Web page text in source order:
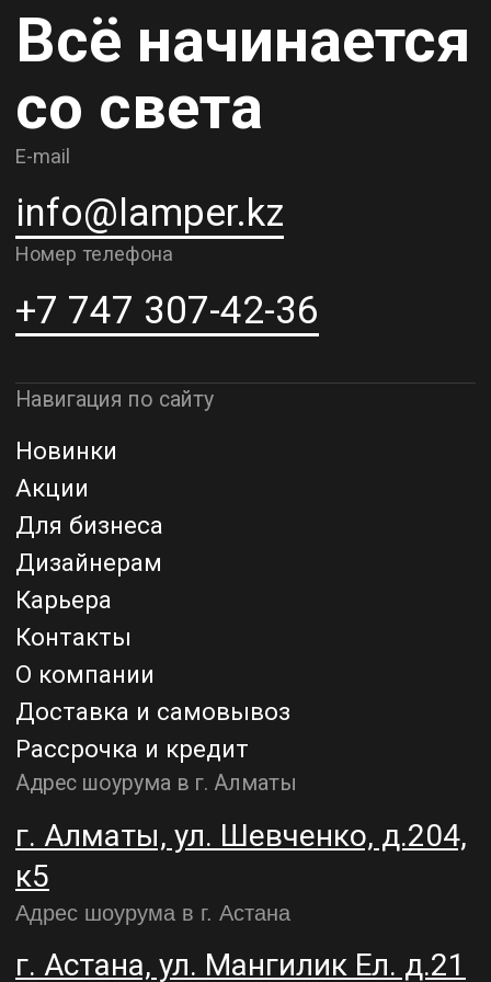
Контакты
О компании
Рассрочка и кредит
к5
Адрес шоурума в г. Астана
г. Астана, ул. Мангилик Ел. д.21
Благодарим за внимание к Lamper.kz.
До встречи в ваших будущих
Политика конфиденциальности